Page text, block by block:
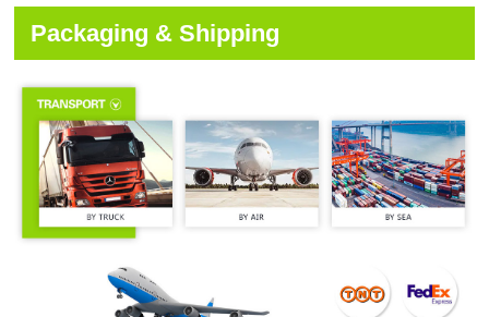
Packaging & Shipping